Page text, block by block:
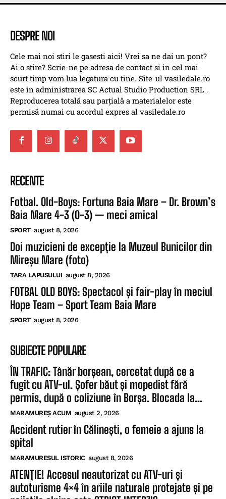
DESPRE NOI
Cele mai noi stiri le gasesti aici! Vrei sa ne dai un pont?
Ai o stire? Scrie-ne pe adresa de contact si in cel mai
scurt timp vom lua legatura cu tine. Site-ul vasiledale.ro
este in administrarea SC Actual Studio Production SRL .
Reproducerea totală sau parțială a materialelor este
permisă numai cu acordul expres al vasiledale.ro
RECENTE
Fotbal. Old-Boys: Fortuna Baia Mare – Dr. Brown’s
Baia Mare 4-3 (0-3) — meci amical
SPORT august 8, 2026
Doi muzicieni de excepție la Muzeul Bunicilor din
Mireșu Mare (foto)
TARA LAPUSULUI august 8, 2026
FOTBAL OLD BOYS: Spectacol și fair-play în meciul
Hope Team – Sport Team Baia Mare
SPORT august 8, 2026
SUBIECTE POPULARE
ÎN TRAFIC: Tânăr borșean, cercetat după ce a
fugit cu ATV-ul. Șofer băut și mopedist fără
permis, după o coliziune în Borșa. Blocada la...
MARAMUREȘ ACUM august 2, 2026
Accident rutier în Călinești, o femeie a ajuns la
spital
MARAMURESUL ISTORIC august 8, 2026
ATENȚIE! Accesul neautorizat cu ATV-uri și
autoturisme 4×4 în ariile naturale protejate și pe